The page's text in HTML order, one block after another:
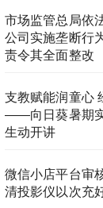
市场监管总局依
公司实施垄断行
责令其全面整改
支教赋能润童心
——向日葵暑期
生动开讲
微信小店平台审
清投影仪以次充